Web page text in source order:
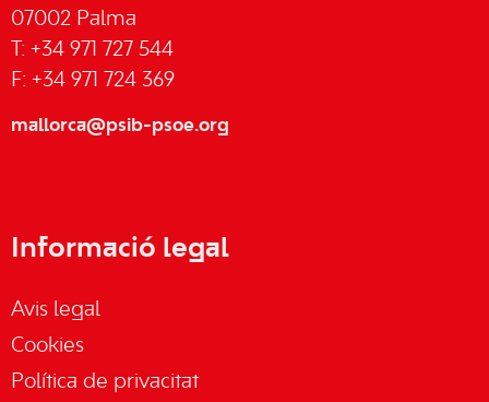
07002 Palma
T: +34 971 727 544
F: +34 971 724 369
mallorca@psib-psoe.org
Informació legal
Avis legal
Cookies
Política de privacitat